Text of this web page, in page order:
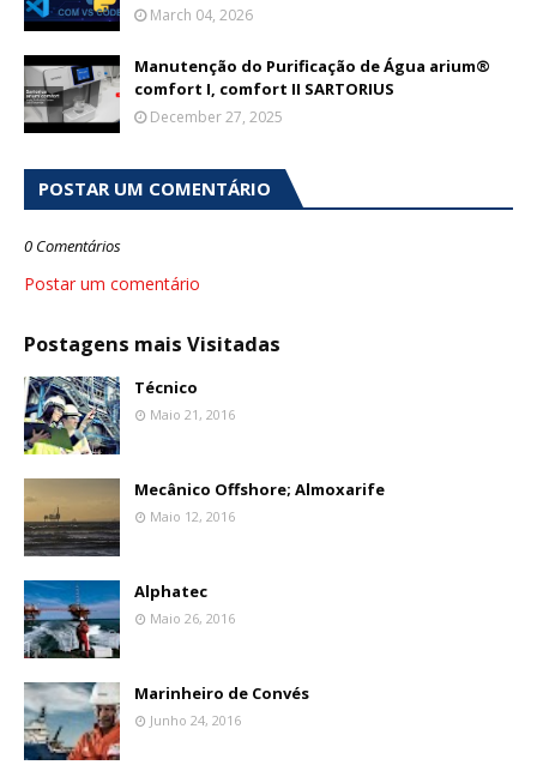
March 04, 2026
Manutenção do Purificação de Água arium®
comfort I, comfort II SARTORIUS
December 27, 2025
POSTAR UM COMENTÁRIO
0 Comentários
Postar um comentário
Postagens mais Visitadas
Técnico
Maio 21, 2016
Mecânico Offshore; Almoxarife
Maio 12, 2016
Alphatec
Maio 26, 2016
Marinheiro de Convés
Junho 24, 2016